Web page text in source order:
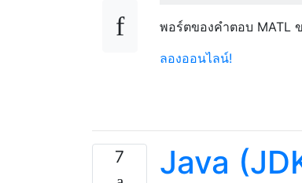
พอร์ตของคำตอบ MATL
ลองออนไลน์!
7 Java